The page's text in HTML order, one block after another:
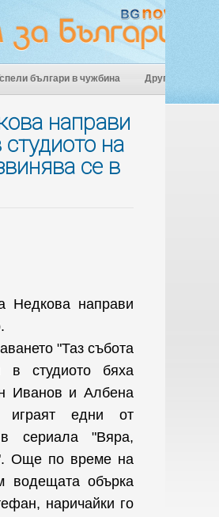
българи в чужбина Други
направи
на
се в
Недкова направи
"Таз събота
в студиото бяха
Иванов и Албена
играят едни от
сериала "Вяра,
Още по време на
водещата обърка
наричайки го